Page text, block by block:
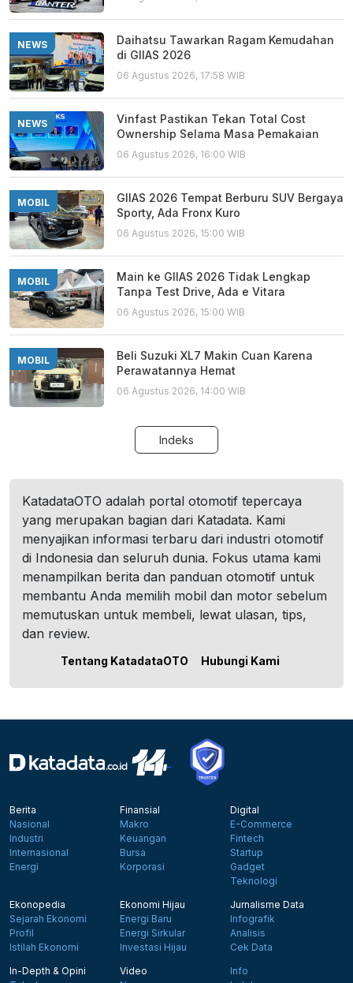
NEWS
Daihatsu Tawarkan Ragam Kemudahan
di GIIAS 2026
06 Agustus 2026, 17:58 WIB
NEWS
Vinfast Pastikan Tekan Total Cost
Ownership Selama Masa Pemakaian
06 Agustus 2026, 16:00 WIB
MOBIL
GIIAS 2026 Tempat Berburu SUV Bergaya
Sporty, Ada Fronx Kuro
06 Agustus 2026, 15:00 WIB
MOBIL
Main ke GIIAS 2026 Tidak Lengkap
Tanpa Test Drive, Ada e Vitara
06 Agustus 2026, 15:00 WIB
MOBIL
Beli Suzuki XL7 Makin Cuan Karena
Perawatannya Hemat
06 Agustus 2026, 14:00 WIB
Indeks
KatadataOTO adalah portal otomotif tepercaya
yang merupakan bagian dari Katadata. Kami
menyajikan informasi terbaru dari industri otomotif
di Indonesia dan seluruh dunia. Fokus utama kami
menampilkan berita dan panduan otomotif untuk
membantu Anda memilih mobil dan motor sebelum
memutuskan untuk membeli, lewat ulasan, tips,
dan review.
Tentang KatadataOTO Hubungi Kami
Berita
Nasional
Industri
Internasional
Energi
Finansial
Makro
Keuangan
Bursa
Korporasi
Digital
E-Commerce
Fintech
Startup
Gadget
Teknologi
Ekonopedia
Sejarah Ekonomi
Profil
Istilah Ekonomi
Ekonomi Hijau
Energi Baru
Energi Sirkular
Investasi Hijau
Jurnalisme Data
Infografik
Analisis
Cek Data
In-Depth & Opini
Video
Info